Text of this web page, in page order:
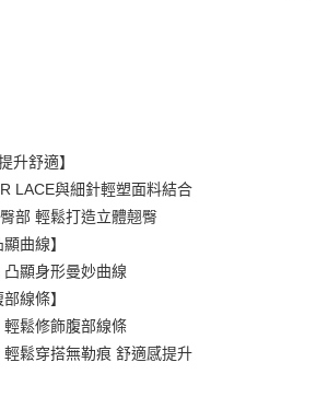
兆豐國際商業銀行
台中商業銀行
永豐商業銀行
中國信託商業銀行
到商品之後才付款」的支付方式。 讓您購物簡單
升舒適】
LACE與細針輕塑面料結合
部 輕鬆打造立體翹臀
曲線】
顯身形曼妙曲線
線條】
鬆修飾腹部線條
鬆穿搭無勒痕 舒適感提升